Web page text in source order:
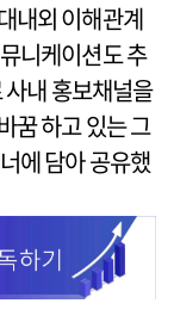
내외 이해관계
니케이션도 추
내 홍보채널을
꿈 하고 있는 그
에 담아 공유했